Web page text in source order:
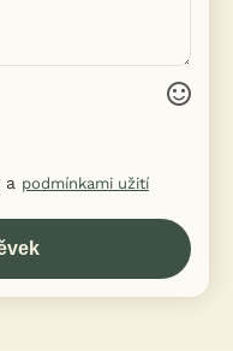
a podmínkami užití